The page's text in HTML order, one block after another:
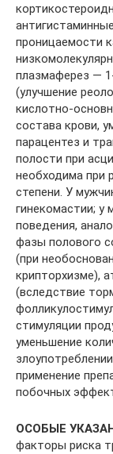
проницаемости
плазмаферез —
(улучшение
кислотно-
состава крови,
парацентез и
полости при
необходима при
степени. У
гинекомастии; у
поведения,
фазы полового
(при
крипторхизме),
(вследствие
стимуляции
уменьшение
применение
побочных
ОСОБЫЕ
факторы риска